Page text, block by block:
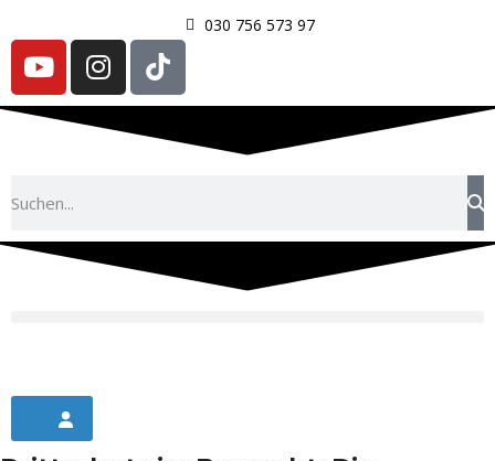
030 756 573 97